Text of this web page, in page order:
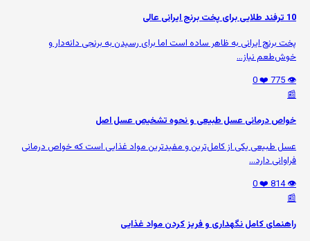
10 ترفند طلایی برای پخت برنج ایرانی عالی
پخت برنج ایرانی به ظاهر ساده است اما برای رسیدن به برنجی دانه‌دار و
خوش‌طعم نیاز...
👁️ 775
❤️ 0
📰
خواص درمانی عسل طبیعی و نحوه تشخیص عسل اصل
عسل طبیعی یکی از کامل‌ترین و مفیدترین مواد غذایی است که خواص درمانی
فراوانی دارد...
👁️ 814
❤️ 0
📰
راهنمای کامل نگهداری و فریز کردن مواد غذایی